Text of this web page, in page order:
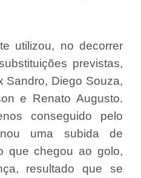
utilizou, no decorrer
previstas,
Sandro, Diego Souza,
e Renato Augusto.
conseguido pelo
uma subida de
que chegou ao golo,
resultado que se